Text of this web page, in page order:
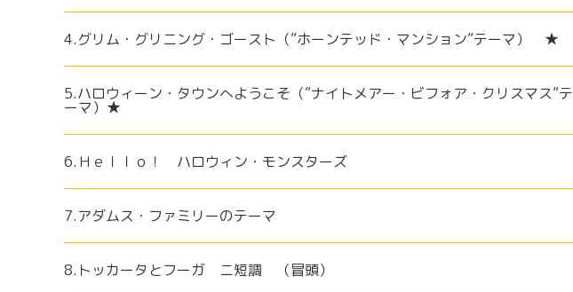
4.グリム・グリニング・ゴースト（”ホーンテッド・マンション”テーマ） ★
5.ハロウィーン・タウンへようこそ（”ナイトメアー・ビフォア・クリスマス”テ
ーマ）★
6.Ｈｅｌｌｏ！ ハロウィン・モンスターズ
7.アダムス・ファミリーのテーマ
8.トッカータとフーガ ニ短調 （冒頭）